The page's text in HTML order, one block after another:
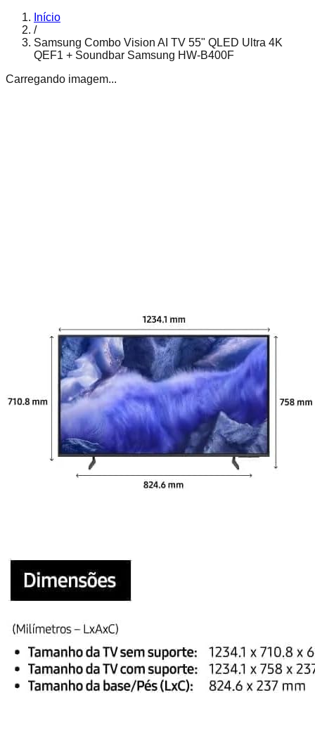
Início
/
Samsung Combo Vision AI TV 55" QLED Ultra 4K
QEF1 + Soundbar Samsung HW-B400F
Carregando imagem...